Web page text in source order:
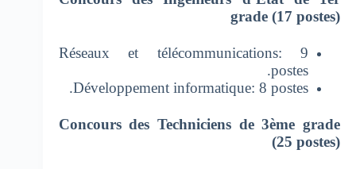
grade (17 postes)
Réseaux et télécommunications: 9
postes.
Développement informatique: 8 postes.
Concours des Techniciens de 3ème grade
(25 postes)